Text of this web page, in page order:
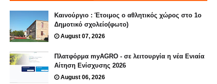
Καινούργιο : Έτοιμος ο αθλητικός χώρος στο 1ο
Δημοτικό σχολείο(φωτο)
August 07, 2026
Πλατφόρμα myAGRO - σε λειτουργία η νέα Ενιαία
Αίτηση Ενίσχυσης 2026
August 06, 2026